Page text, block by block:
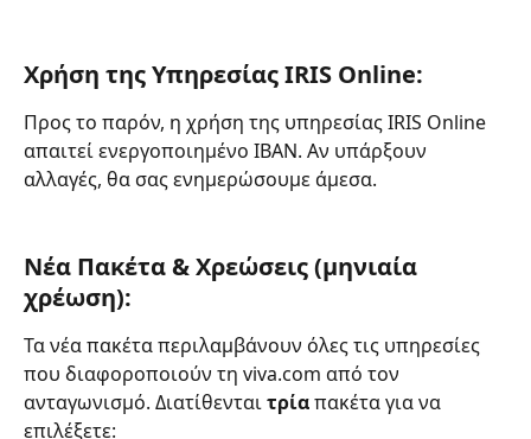
Χρήση της Υπηρεσίας IRIS Online:
Προς το παρόν, η χρήση της υπηρεσίας IRIS Online
απαιτεί ενεργοποιημένο IBAN. Αν υπάρξουν
αλλαγές, θα σας ενημερώσουμε άμεσα.
Νέα Πακέτα & Χρεώσεις (μηνιαία
χρέωση):
Τα νέα πακέτα περιλαμβάνουν όλες τις υπηρεσίες
που διαφοροποιούν τη viva.com από τον
ανταγωνισμό. Διατίθενται τρία πακέτα για να
επιλέξετε: